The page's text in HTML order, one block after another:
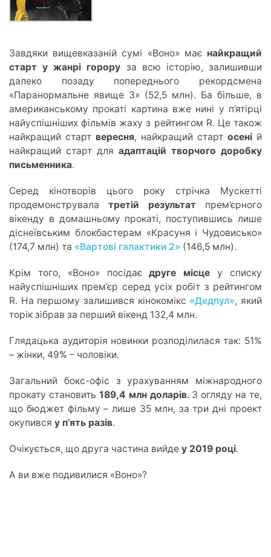
Завдяки вищевказаній сумі «Воно» має найкращий
старт у жанрі горору за всю історію, залишивши
далеко позаду попереднього рекордсмена
«Паранормальне явище 3» (52,5 млн). Ба більше, в
американському прокаті картина вже нині у п’ятірці
найуспішніших фільмів жаху з рейтингом R. Це також
найкращий старт вересня, найкращий старт осені й
найкращий старт для адаптацій творчого доробку
письменника.
Серед кінотворів цього року стрічка Мускетті
продемонструвала третій результат прем’єрного
вікенду в домашньому прокаті, поступившись лише
діснеївським блокбастерам «Красуня і Чудовисько»
(174,7 млн) та «Вартові галактики 2» (146,5 млн).
Крім того, «Воно» посідаєдруге місце у списку
найуспішніших прем’єр серед усіх робіт з рейтингом
R. На першому залишився кінокомікс «Дедпул», який
торік зібрав за перший вікенд 132,4 млн.
Глядацька аудиторія новинки розподілилася так: 51%
– жінки, 49% – чоловіки.
Загальний бокс-офіс з урахуванням міжнародного
прокату становить 189,4 млн доларів. З огляду на те,
що бюджет фільму – лише 35 млн, за три дні проект
окупився у п’ять разів.
Очікується, що друга частина вийде у 2019 році.
А ви вже подивилися «Воно»?